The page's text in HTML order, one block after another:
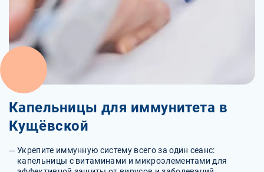
Капельницы для иммунитета в
Кущёвской
Укрепите иммунную систему всего за один сеанс:
капельницы с витаминами и микроэлементами для